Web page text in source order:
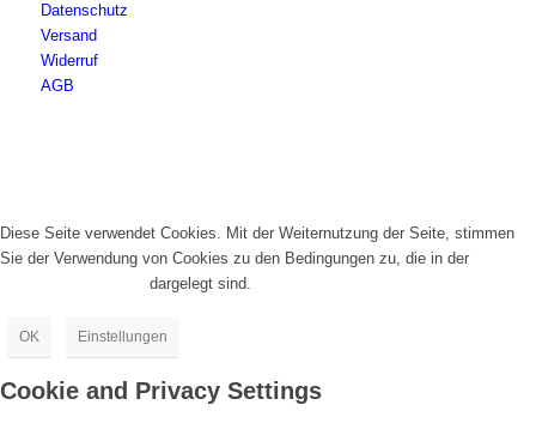
Datenschutz
Versand
Widerruf
AGB
Diese Seite verwendet Cookies. Mit der Weiternutzung der Seite, stimmen
Sie der Verwendung von Cookies zu den Bedingungen zu, die in der
dargelegt sind.
OK Einstellungen
Cookie and Privacy Settings